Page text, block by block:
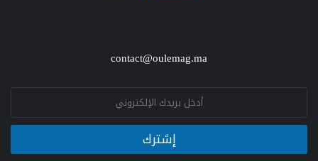
contact@oulemag.ma
a
i
l إشترك